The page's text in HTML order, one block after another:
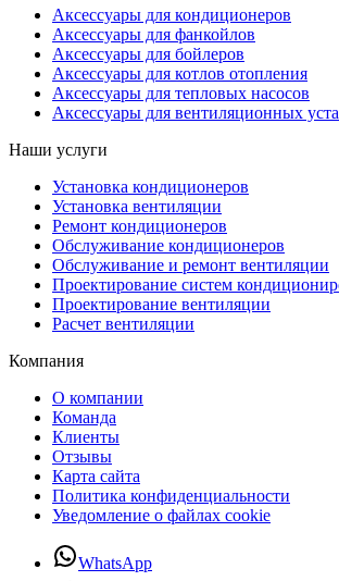
Аксессуары для кондиционеров
Аксессуары для фанкойлов
Аксессуары для бойлеров
Аксессуары для котлов отопления
Аксессуары для тепловых насосов
Аксессуары для вентиляционных
Наши услуги
Установка кондиционеров
Установка вентиляции
Ремонт кондиционеров
Обслуживание кондиционеров
Обслуживание и ремонт вентиляции
Проектирование систем
Проектирование вентиляции
Расчет вентиляции
Компания
О компании
Команда
Клиенты
Отзывы
Карта сайта
Политика конфиденциальности
Уведомление о файлах cookie
WhatsApp